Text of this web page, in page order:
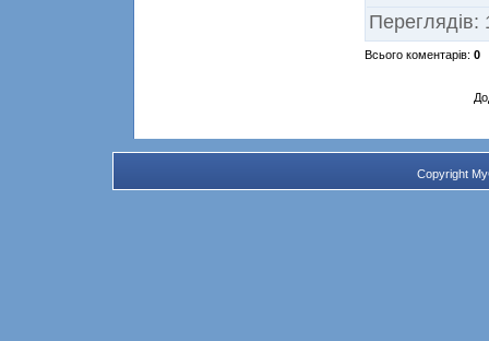
Переглядів:
Всього коментарів: 0
Copyright